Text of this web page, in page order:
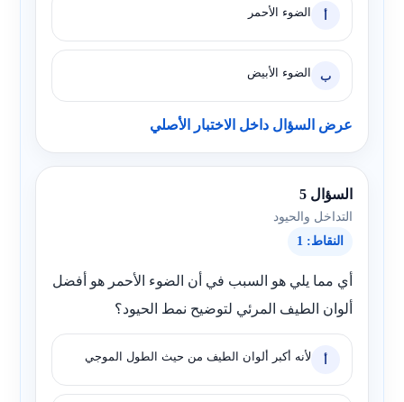
أ الضوء الأحمر
ب الضوء الأبيض
عرض السؤال داخل الاختبار الأصلي
السؤال 5
التداخل والحيود
النقاط: 1
أي مما يلي هو السبب في أن الضوء الأحمر هو أفضل
ألوان الطيف المرئي لتوضيح نمط الحيود؟
أ لأنه أكبر ألوان الطيف من حيث الطول الموجي